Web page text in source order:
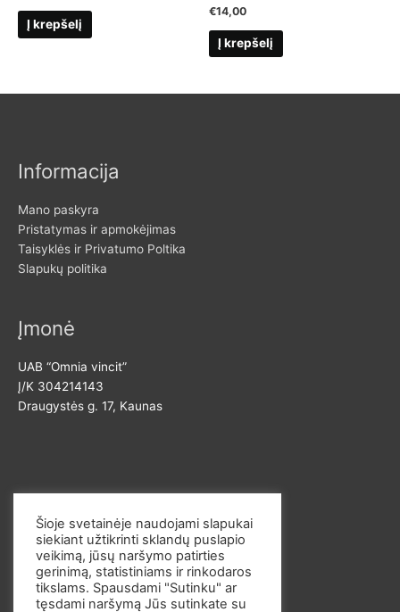
Į krepšelį
€14,00
Į krepšelį
Informacija
Mano paskyra
Pristatymas ir apmokėjimas
Taisyklės ir Privatumo Poltika
Slapukų politika
Įmonė
UAB “Omnia vincit”
Į/K 304214143
Draugystės g. 17, Kaunas
El. p. info@omvi.lt
Tel. 862033145
Šioje svetainėje naudojami slapukai
siekiant užtikrinti sklandų puslapio
veikimą, jūsų naršymo patirties
gerinimą, statistiniams ir rinkodaros
tikslams. Spausdami "Sutinku" ar
tęsdami naršymą Jūs sutinkate su